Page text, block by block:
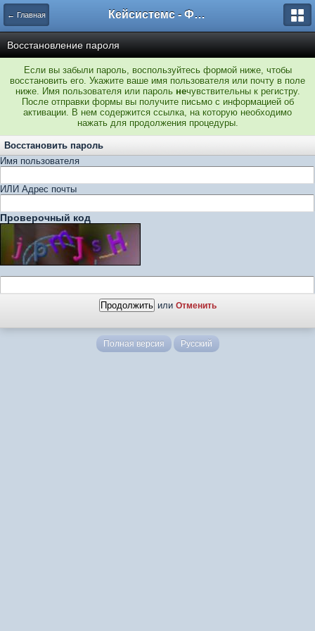
← Главная Кейсистемс - Форумы
Восстановление пароля
Если вы забыли пароль, воспользуйтесь формой ниже, чтобы
восстановить его. Укажите ваше имя пользователя или почту в поле
ниже. Имя пользователя или пароль нечувствительны к регистру.
После отправки формы вы получите письмо с информацией об
активации. В нем содержится ссылка, на которую необходимо
нажать для продолжения процедуры.
Восстановить пароль
Имя пользователя
ИЛИ Адрес почты
Проверочный код
или Отменить
Полная версия Русский